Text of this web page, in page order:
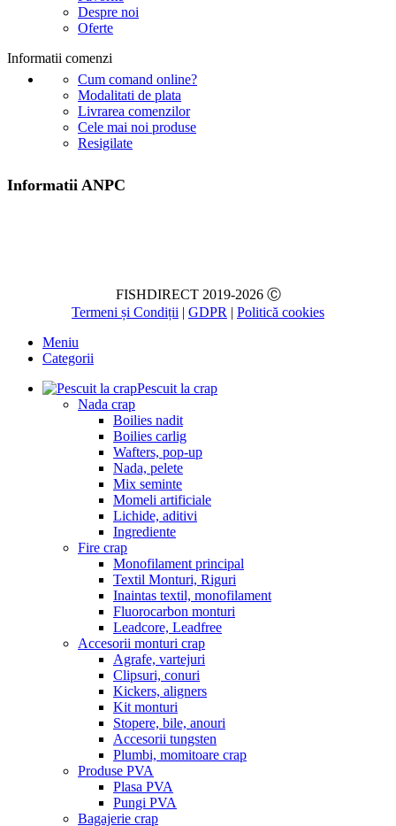
Despre noi
Oferte
Informatii comenzi
Cum comand online?
Modalitati de plata
Livrarea comenzilor
Cele mai noi produse
Resigilate
Informatii ANPC
FISHDIRECT 2019-2026 Ⓒ
Termeni și Condiții | GDPR | Politică cookies
Meniu
Categorii
Pescuit la crap
Nada crap
Boilies nadit
Boilies carlig
Wafters, pop-up
Nada, pelete
Mix seminte
Momeli artificiale
Lichide, aditivi
Ingrediente
Fire crap
Monofilament principal
Textil Monturi, Riguri
Inaintas textil, monofilament
Fluorocarbon monturi
Leadcore, Leadfree
Accesorii monturi crap
Agrafe, vartejuri
Clipsuri, conuri
Kickers, aligners
Kit monturi
Stopere, bile, anouri
Accesorii tungsten
Plumbi, momitoare crap
Produse PVA
Plasa PVA
Pungi PVA
Bagajerie crap